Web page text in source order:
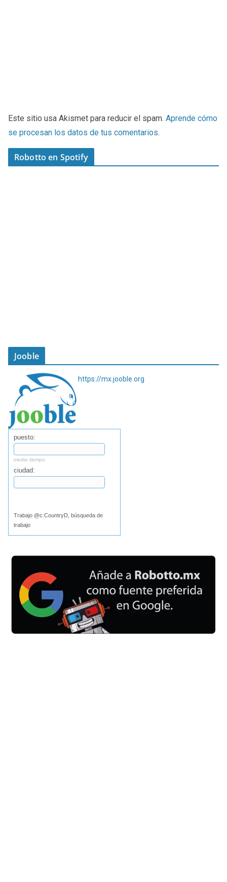
Este sitio usa Akismet para reducir el spam. Aprende cómo
se procesan los datos de tus comentarios.
Robotto en Spotify
Jooble
https://mx.jooble.org
puesto:
medio tiempo
ciudad:
Trabajo @c:CountryD, búsqueda de
trabajo